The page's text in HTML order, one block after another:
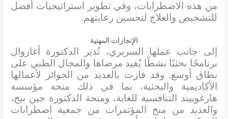
من هذه الاضطرابات، وفي تطوير استراتيجيات أفضل
للتشخيص والعلاج لتحسين رعايتهم.
الإنجازات المهنية
إلى جانب عملها السريري، تُدير الدكتورة أغاروال
برنامجًا بحثيًا نشطًا يُفيد مرضاها والمجال الطبي على
نطاق أوسع. وقد فازت بالعديد من الجوائز لأعمالها
الأكاديمية والبحثية، بما في ذلك منحة مؤسسة
هارغوبيند التنافسية للغاية، ومنحة الدكتورة جين بيج،
والعديد من منح المؤتمرات من جمعية اضطرابات